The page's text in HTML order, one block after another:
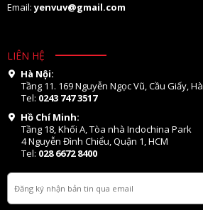
Email:yenvuv@gmail.com
LIÊN HỆ
Hà Nội:
Tầng 11. 169 Nguyễn Ngọc Vũ, Cầu Giấy,
Tel: 0243 747 3517
Hồ Chí Minh:
Tầng 18, Khối A, Tòa nhà Indochina Park
4 Nguyễn Đình Chiểu, Quận 1, HCM
Tel: 028 6672 8400